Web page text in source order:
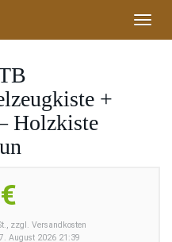
+
Holzkiste
zzgl. Versandkosten
August 2026 21:39